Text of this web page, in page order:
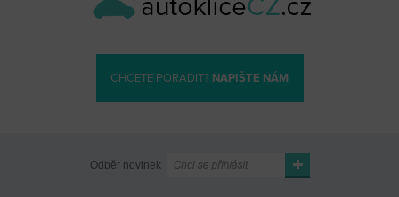
CHCETE PORADIT? NAPIŠTE NÁM
Odběr novinek